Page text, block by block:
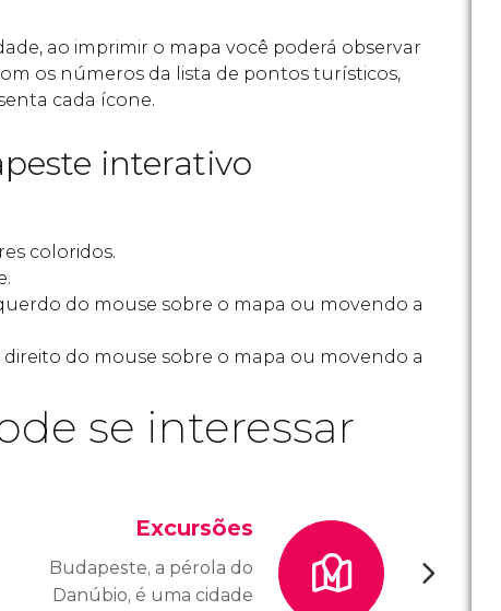
ao imprimir o mapa você poderá observar
os números da lista de pontos turísticos,
cada ícone.
interativo
coloridos.
do mouse sobre o mapa ou movendo a
do mouse sobre o mapa ou movendo a
se interessar
Excursões
Budapeste, a pérola do
Danúbio, é uma cidade